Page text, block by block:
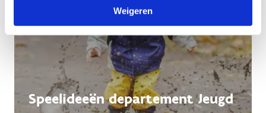
Weigeren
Speelideeën departement Jeugd